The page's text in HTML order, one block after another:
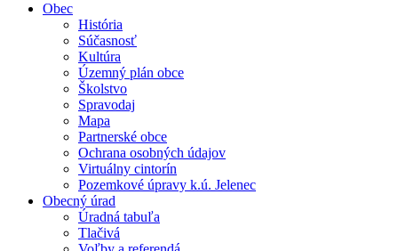
Obec
História
Súčasnosť
Kultúra
Územný plán obce
Školstvo
Spravodaj
Mapa
Partnerské obce
Ochrana osobných údajov
Virtuálny cintorín
Pozemkové úpravy k.ú. Jelenec
Obecný úrad
Úradná tabuľa
Tlačivá